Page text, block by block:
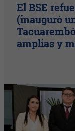
El BSE
(inauguró
amplias y